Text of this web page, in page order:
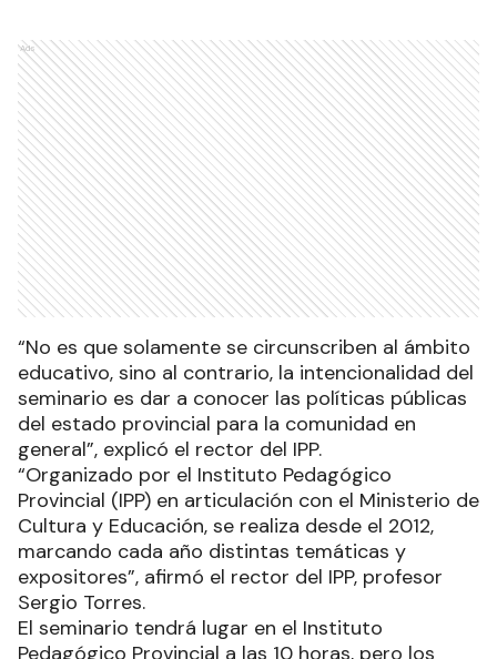
Ads
“No es que solamente se circunscriben al ámbito
educativo, sino al contrario, la intencionalidad del
seminario es dar a conocer las políticas públicas
del estado provincial para la comunidad en
general”, explicó el rector del IPP.
“Organizado por el Instituto Pedagógico
Provincial (IPP) en articulación con el Ministerio de
Cultura y Educación, se realiza desde el 2012,
marcando cada año distintas temáticas y
expositores”, afirmó el rector del IPP, profesor
Sergio Torres.
El seminario tendrá lugar en el Instituto
Pedagógico Provincial a las 10 horas, pero los